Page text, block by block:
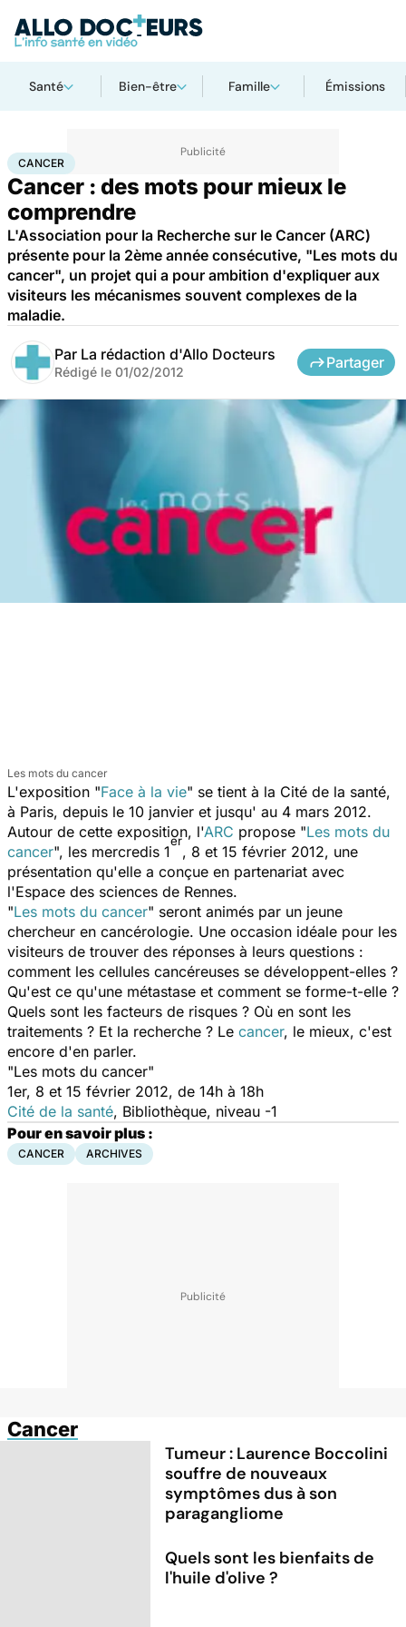
Santé Bien-être Famille Émissions
AccueilSanté Cancer
CANCER
Cancer : des mots pour mieux le
comprendre
L'Association pour la Recherche sur le Cancer (ARC)
présente pour la 2ème année consécutive, "Les mots du
cancer", un projet qui a pour ambition d'expliquer aux
visiteurs les mécanismes souvent complexes de la
maladie.
Par La rédaction d'Allo Docteurs
Rédigé le 01/02/2012
Partager
Les mots du cancer
L'exposition "Face à la vie" se tient à la Cité de la santé,
à Paris, depuis le 10 janvier et jusqu' au 4 mars 2012.
Autour de cette exposition, l'ARC propose "Les mots du
cancer", les mercredis 1
er
, 8 et 15 février 2012, une
présentation qu'elle a conçue en partenariat avec
l'Espace des sciences de Rennes.
"Les mots du cancer" seront animés par un jeune
chercheur en cancérologie. Une occasion idéale pour les
visiteurs de trouver des réponses à leurs questions :
comment les cellules cancéreuses se développent-elles ?
Qu'est ce qu'une métastase et comment se forme-t-elle ?
Quels sont les facteurs de risques ? Où en sont les
traitements ? Et la recherche ? Le cancer, le mieux, c'est
encore d'en parler.
"Les mots du cancer"
1er, 8 et 15 février 2012, de 14h à 18h
Cité de la santé, Bibliothèque, niveau -1
Pour en savoir plus :
CANCER ARCHIVES
Cancer
Tumeur : Laurence Boccolini
souffre de nouveaux
symptômes dus à son
paragangliome
Quels sont les bienfaits de
l'huile d'olive ?